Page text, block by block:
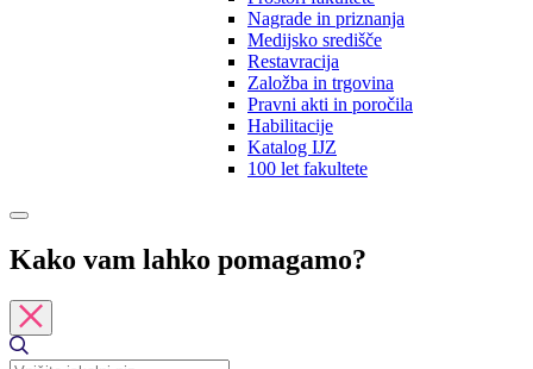
Nagrade in priznanja
Medijsko središče
Restavracija
Založba in trgovina
Pravni akti in poročila
Habilitacije
Katalog IJZ
100 let fakultete
Kako vam lahko pomagamo?